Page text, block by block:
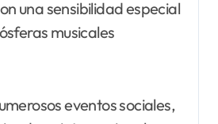
una sensibilidad especial
musicales
eventos sociales,